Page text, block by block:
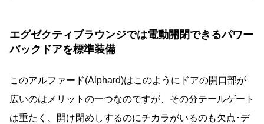
エグゼクティブラウンジでは電動開閉できるパワー
バックドアを標準装備
このアルファード(Alphard)はこのようにドアの開口部が
広いのはメリットの一つなのですが、その分テールゲート
は重たく、開け閉めしするのにチカラがいるのも欠点･デ